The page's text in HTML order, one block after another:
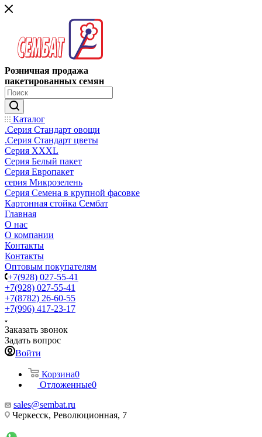
Розничная продажа
пакетированных семян
Каталог
.Серия Стандарт овощи
.Серия Стандарт цветы
Серия XXXL
Серия Белый пакет
Серия Европакет
серия Микрозелень
Серия Семена в крупной фасовке
Картонная стойка Сембат
Главная
О нас
О компании
Контакты
Контакты
Оптовым покупателям
+7(928) 027-55-41
+7(928) 027-55-41
+7(8782) 26-60-55
+7(996) 417-23-17
Заказать звонок
Задать вопрос
Войти
Корзина0
Отложенные0
sales@sembat.ru
Черкесск, Революционная, 7